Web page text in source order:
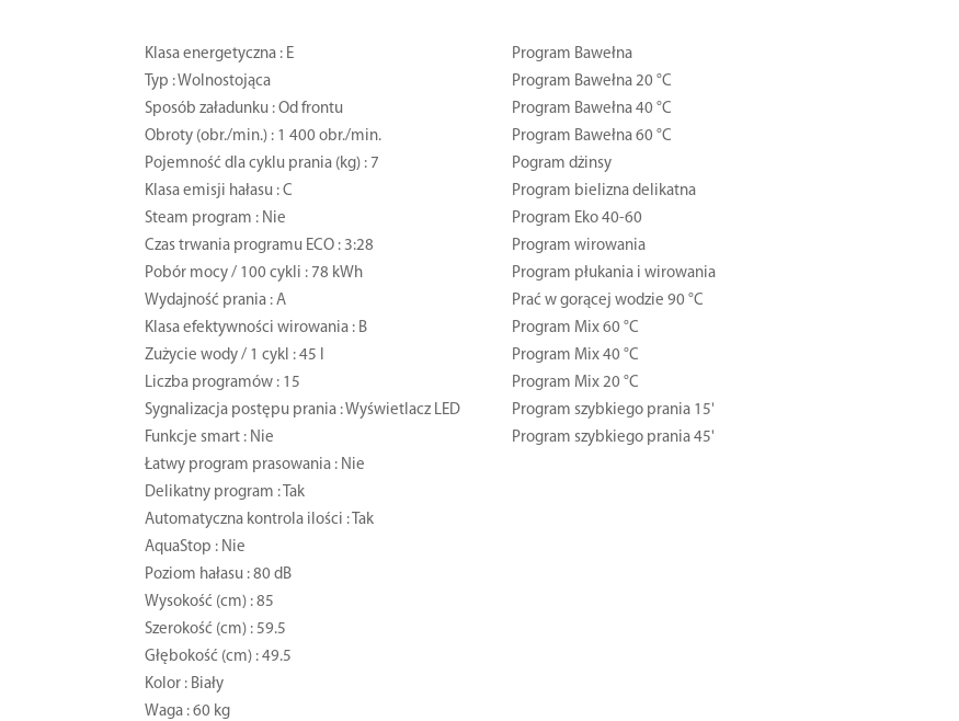
Klasa energetyczna : E
Typ : Wolnostojąca
Sposób załadunku : Od frontu
Obroty (obr./min.) : 1 400 obr./min.
Pojemność dla cyklu prania (kg) : 7
Klasa emisji hałasu : C
Steam program : Nie
Czas trwania programu ECO : 3:28
Pobór mocy / 100 cykli : 78 kWh
Wydajność prania : A
Klasa efektywności wirowania : B
Zużycie wody / 1 cykl : 45 l
Liczba programów : 15
Sygnalizacja postępu prania : Wyświetlacz LED
Funkcje smart : Nie
Łatwy program prasowania : Nie
Delikatny program : Tak
Automatyczna kontrola ilości : Tak
AquaStop : Nie
Poziom hałasu : 80 dB
Wysokość (cm) : 85
Szerokość (cm) : 59.5
Głębokość (cm) : 49.5
Kolor : Biały
Waga : 60 kg
Program Bawełna
Program Bawełna 20 °C
Program Bawełna 40 °C
Program Bawełna 60 °C
Pogram dżinsy
Program bielizna delikatna
Program Eko 40-60
Program wirowania
Program płukania i wirowania
Prać w gorącej wodzie 90 °C
Program Mix 60 °C
Program Mix 40 °C
Program Mix 20 °C
Program szybkiego prania 15'
Program szybkiego prania 45'